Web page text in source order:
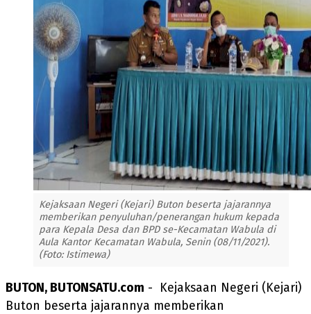
Kejaksaan Negeri (Kejari) Buton beserta jajarannya
memberikan penyuluhan/penerangan hukum kepada
para Kepala Desa dan BPD se-Kecamatan Wabula di
Aula Kantor Kecamatan Wabula, Senin (08/11/2021).
(Foto: Istimewa)
BUTON, BUTONSATU.com - Kejaksaan Negeri (Kejari)
Buton beserta jajarannya memberikan